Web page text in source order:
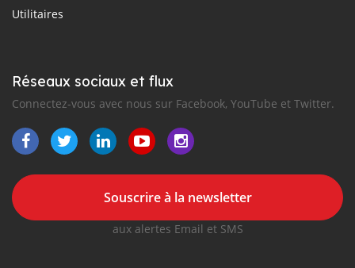
Utilitaires
Réseaux sociaux et flux
Connectez-vous avec nous sur Facebook, YouTube et Twitter.
Souscrire à la newsletter
aux alertes Email et SMS